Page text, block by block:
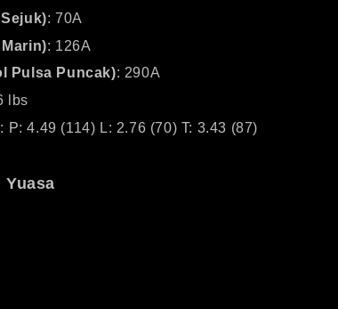
: 70A
: 126A
Pulsa Puncak): 290A
lbs
: P: 4.49 (114) L: 2.76 (70) T: 3.43 (87)
Yuasa